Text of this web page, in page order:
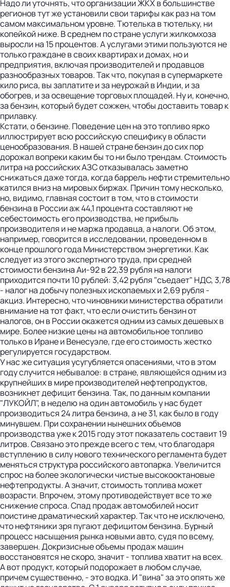
Надо ли уточнять, что организации ЖКХ в большинстве
регионов тут же установили свои тарифы как раз на том
самом максимальном уровне. Тютелька в тютельку, ни
копейкой ниже. В среднем по стране услуги жилкомхоза
выросли на 15 процентов. А услугами этими пользуются не
только граждане в ­своих квартирах и домах, но и
предприятия, включая производителей и продавцов
разнообразных товаров. Так что, покупая в супермаркете
кило риса, вы ­заплатите и за неурожай в Индии, и за
обогрев, и за освещение торговых площадей. Ну и, конечно,
за бензин, который будет сож­жен, чтобы доставить товар к
прилавку.
Кстати, о бензине. Поведение цен на это топливо ярко
иллюстрирует всю российскую специфику в области
ценообразования. В нашей стране бензин до сих пор
дорожал вопреки каким бы то ни было трендам. Стоимость
литра на российских АЗС отказывалась заметно
снижаться даже тогда, когда баррель нефти стремительно
катился вниз на мировых биржах. Причин тому несколько,
но, видимо, главная состоит в том, что в стоимости
бензина в России аж 44,1 процента составляют не
себестоимость его производства, не прибыль
производителя и не маржа продавца, а налоги. Об этом,
например, говорится в исследовании, проведенном в
конце прошлого года Министерством энергетики. Как
следует из этого экспертного труда, при средней
стоимости бензина Аи-92 в 22,39 рубля на налоги
приходится почти 10 рублей: 3,42 рубля "съедает" НДС, 3,78
- налог на добычу полезных ископаемых и 2,69 рубля -
акциз. Интересно, что чиновники министерства обратили
внимание на тот факт, что если очистить бензин от
налогов, он в России окажется одним из самых дешевых в
мире. Более низкие цены на автомобильное топливо
только в Иране и Венесуэле, где его стоимость жестко
регулируется государством.
У нас же ситуация усугубляется опасениями, что в этом
году случится небывалое: в стране, являющейся одним из
крупнейших в мире производителей нефтепродуктов,
возникнет дефицит бензина. Так, по данным компании
­"ЛУКОЙЛ", в неделю на один автомобиль у нас будет
производиться 24 литра бензина, а не 31, как было в году
минувшем. При сохранении нынешних объемов
производства уже к 2015 году этот показатель составит 19
литров. Связано это прежде всего с тем, что благодаря
вступлению в силу нового технического регламента будет
меняться структура российского автопарка. Увеличится
спрос на более экологически чистые высокооктановые
нефтепродукты. А значит, стоимость топлива может
возрасти. Впрочем, этому противодействует все то же
снижение спроса. Спад продаж автомобилей носит
поистине драматический характер. Так что не исключено,
что ­нефтяники зря пугают дефицитом бензина. Бурный
процесс насыщения рынка новыми авто, судя по всему,
завершен. Докризисные объемы продаж машин
восстановятся не скоро, значит - топлива хватит на всех.
А вот продукт, который подорожает в любом случае,
причем существенно, - это водка. И "вина" за это опять же